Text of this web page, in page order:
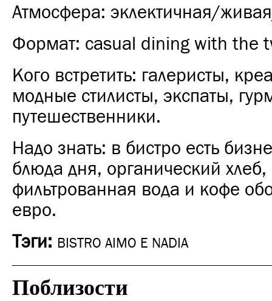
Атмосфера: эклектичная/
Формат: casual dining with the
Кого встретить: галеристы,
модные стилисты, экспаты,
путешественники.
Надо знать: в бистро есть
блюда дня, органический хлеб,
фильтрованная вода и кофе
евро.
Тэги: BISTRO AIMO E NADIA
Поблизости